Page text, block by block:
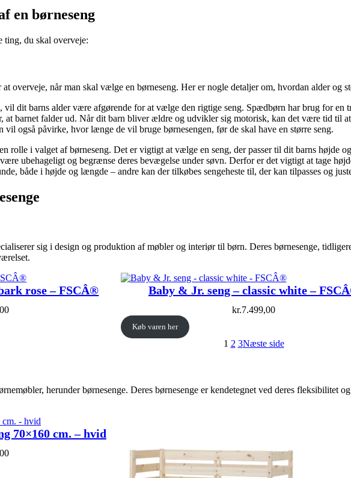
en børneseng
ting, du skal overveje:
overveje, når man skal vælge en børneseng. Her er nogle detaljer om, hvordan alder og
vil dit barns alder være afgørende for at vælge den rigtige seng. Spædbørn har brug for en
at barnet falder ud. Når dit barn bliver ældre og udvikler sig motorisk, kan det være tid til
også påvirke, hvor længe de vil bruge børnesengen, før de skal have en større seng.
rolle i valget af børneseng. Det er vigtigt at vælge en seng, der passer til dit barns
ubehageligt og begrænse deres bevægelse under søvn. Derfor er det vigtigt at tage
både i højde og længde – andre kan der tilkøbes sengeheste til, der kan tilpasses og
sig i design og produktion af møbler og interiør til børn. Deres børnesenge,
rose – FSCÂ® Baby & Jr. seng – classic white –
kr.7.499,00
Køb varen her
1 2 3Næste side
herunder børnesenge. Deres børnesenge er kendetegnet ved deres fleksibilitet
70×160 cm. – hvid